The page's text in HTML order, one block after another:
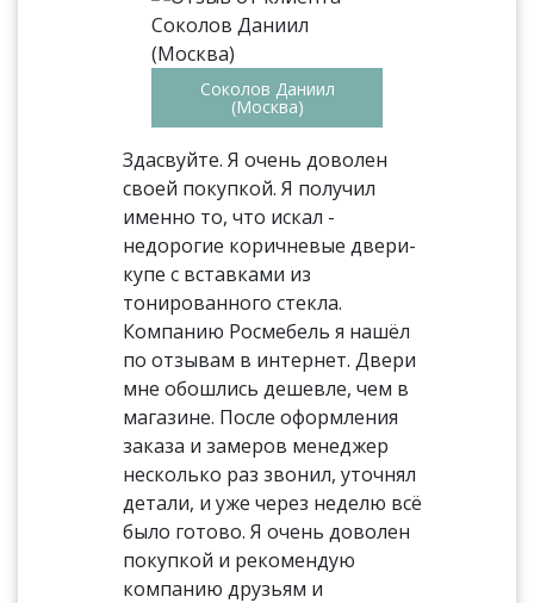
Соколов Даниил
(Москва)
Здасвуйте. Я очень доволен
своей покупкой. Я получил
именно то, что искал -
недорогие коричневые двери-
купе с вставками из
тонированного стекла.
Компанию Росмебель я нашёл
по отзывам в интернет. Двери
мне обошлись дешевле, чем в
магазине. После оформления
заказа и замеров менеджер
несколько раз звонил, уточнял
детали, и уже через неделю всё
было готово. Я очень доволен
покупкой и рекомендую
компанию друзьям и